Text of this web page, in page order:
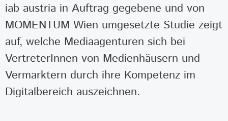
iab austria in Auftrag gegebene und von
MOMENTUM Wien umgesetzte Studie zeigt
auf, welche Mediaagenturen sich bei
VertreterInnen von Medienhäusern und
Vermarktern durch ihre Kompetenz im
Digitalbereich auszeichnen.